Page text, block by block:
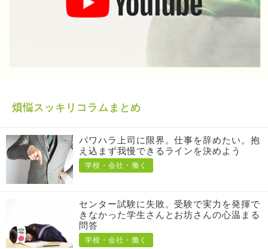
煩悩スッキリコラムまとめ
パワハラ上司に限界。仕事を辞めたい。抱
え込まず我慢できるラインを決めよう
学校・会社・働く
センター試験に失敗。受験で実力を発揮で
きなかった学生さんとお坊さんの心温まる
問答
学校・会社・働く